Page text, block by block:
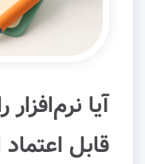
آیا
قابل